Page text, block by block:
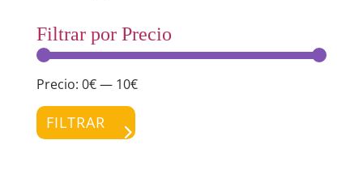
Filtrar por Precio
FILTRAR
Precio: 0€— 10€